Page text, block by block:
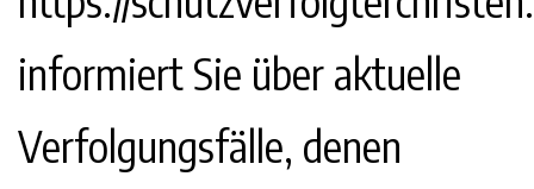
informiert Sie über aktuelle
Verfolgungsfälle, denen